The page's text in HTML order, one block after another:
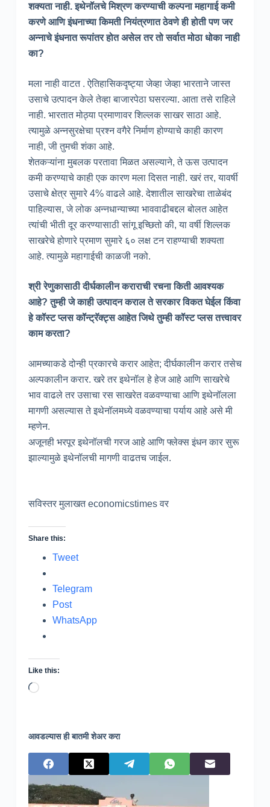
शक्यता नाही. इथेनॉलचे मिश्रण करण्याची कल्पना महागाई कमी
करणे आणि इंधनाच्या किमती नियंत्रणात ठेवणे ही होती पण जर
अन्नाचे इंधनात रूपांतर होत असेल तर तो सर्वात मोठा धोका नाही
का?
मला नाही वाटत . ऐतिहासिकदृष्ट्या जेव्हा जेव्हा भारताने जास्त
उसाचे उत्पादन केले तेव्हा बाजारपेठा घसरल्या. आता तसे राहिले
नाही. भारतात मोठ्या प्रमाणावर शिल्लक साखर साठा आहे.
त्यामुळे अन्नसुरक्षेचा प्रश्न वगैरे निर्माण होण्याचे काही कारण
नाही, जी तुमची शंका आहे.
शेतकऱ्यांना मुबलक परतावा मिळत असल्याने, ते ऊस उत्पादन
कमी करण्याचे काही एक कारण मला दिसत नाही. खरं तर, यावर्षी
उसाचे क्षेत्र सुमारे 4% वाढले आहे. देशातील साखरेचा ताळेबंद
पाहिल्यास, जे लोक अन्नधान्याच्या भाववाढीबद्दल बोलत आहेत
त्यांची भीती दूर करण्यासाठी सांगू इच्छितो की, या वर्षी शिल्लक
साखरेचे होणारे प्रमाण सुमारे ६० लक्ष टन राहण्याची शक्यता
आहे. त्यामुळे महागाईची काळजी नको.
श्री रेणुकासाठी दीर्घकालीन कराराची रचना किती आवश्यक
आहे? तुम्ही जे काही उत्पादन कराल ते सरकार विकत घेईल किंवा
हे कॉस्ट प्लस कॉन्ट्रॅक्ट्स आहेत जिथे तुम्ही कॉस्ट प्लस तत्त्वावर
काम करता?
आमच्याकडे दोन्ही प्रकारचे करार आहेत; दीर्घकालीन करार तसेच
अल्पकालीन करार. खरे तर इथेनॉल हे हेज आहे आणि साखरेचे
भाव वाढले तर उसाचा रस साखरेत वळवण्याचा आणि इथेनॉलला
मागणी असल्यास ते इथेनॉलमध्ये वळवण्याचा पर्याय आहे असे मी
म्हणेन.
अजूनही भरपूर इथेनॉलची गरज आहे आणि फ्लेक्स इंधन कार सुरू
झाल्यामुळे इथेनॉलची मागणी वाढतच जाईल.
सविस्तर मुलाखत economicstimes वर
Share this:
Tweet
Telegram
Post
WhatsApp
Like this:
Loading…
आवडल्यास ही बातमी शेअर करा